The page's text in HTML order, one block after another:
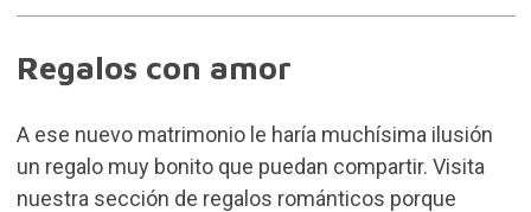
Regalos con amor
A ese nuevo matrimonio le haría muchísima ilusión
un regalo muy bonito que puedan compartir. Visita
nuestra sección de regalos románticos porque